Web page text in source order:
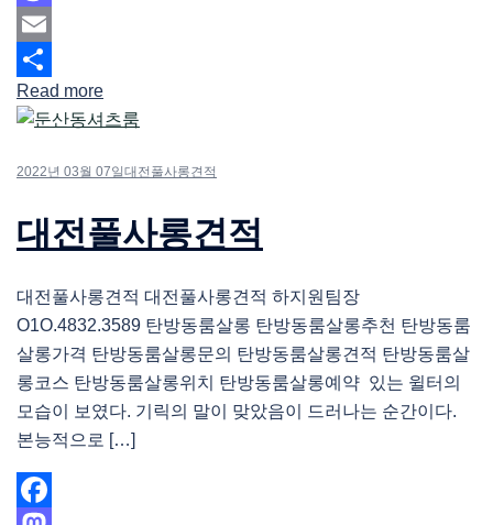
Mastodon
Email
Share
Read more
2022년 03월 07일 대전풀사롱견적
대전풀사롱견적
대전풀사롱견적 대전풀사롱견적 하지원팀장
O1O.4832.3589 탄방동룸살롱 탄방동룸살롱추천 탄방동룸
살롱가격 탄방동룸살롱문의 탄방동룸살롱견적 탄방동룸살
롱코스 탄방동룸살롱위치 탄방동룸살롱예약 있는 윌터의
모습이 보였다. 기릭의 말이 맞았음이 드러나는 순간이다.
본능적으로 […]